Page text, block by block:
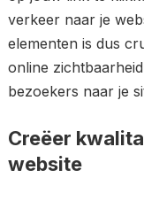
verkeer naar je
elementen is dus
online
bezoekers naar je
Creëer
website